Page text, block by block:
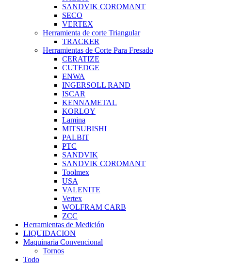
SANDVIK COROMANT
SECO
VERTEX
Herramienta de corte Triangular
TRACKER
Herramientas de Corte Para Fresado
CERATIZE
CUTEDGE
ENWA
INGERSOLL RAND
ISCAR
KENNAMETAL
KORLOY
Lamina
MITSUBISHI
PALBIT
PTC
SANDVIK
SANDVIK COROMANT
Toolmex
USA
VALENITE
Vertex
WOLFRAM CARB
ZCC
Herramientas de Medición
LIQUIDACION
Maquinaria Convencional
Tornos
Todo